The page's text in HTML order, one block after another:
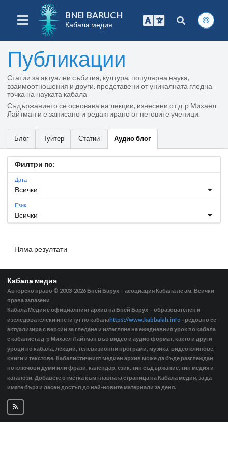
BNEI BARUCH
Кабала медия
Публикации
Статии за актуални събития, култура, популярна наука,
взаимоотношения и други, представени от уникалната гледна
точка на науката кабала
Съдържанието се основава на лекции, изнесени от д-р Михаел
Лайтман и е записано и редактирано от неговите ученици.
Блог Туитер Статии Аудио блог
Филтри по:
Дата
Всички
Език
Всички
Няма резултати
Кабала медия
Авторско право © 2003-2026 Бней Барух – асоциация Кабала ле ам. Всички
права запазени
Кабала Медия е официалният архив на Бней Барух – образователен и
изследователски институт по кабалаhttps://www.kabbalah.info - редовно се
актуализира с версии за гледане и изтегляне на ежедневния урок по кабала
с кабалиста д-р Михаел Лайтман във видео и аудио формат, както и други
уроци по кабала, лекции, телевизионни програми, музика, видео клипове,
книги и текстове. Кабалистичният медиен архив може да бъде разглеждан
по ключови думи или фрази, календар, език, тип съдържание, тип медия и
каталози. Добавете отметка към главната страница на Кабала медия, за да
имате бърз и лесен достъп до най-новите материали за деня.